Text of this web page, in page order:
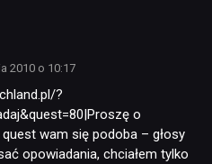
2010 o 10:17
?
o
wam się podoba – głosy
opowiadania, chciałem tylko